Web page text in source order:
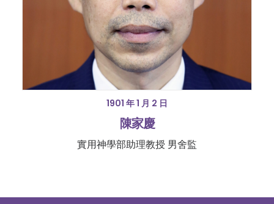
1901 年 1 月 2 日
陳家慶
實用神學部助理教授 男舍監